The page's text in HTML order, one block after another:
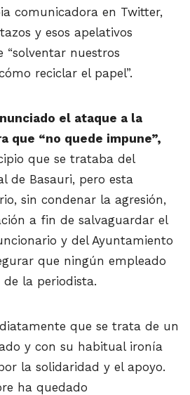
comunicadora en Twitter,
y esos apelativos
nuestros
reciclar el papel”.
el ataque a la
que “no quede impune”,
que se trataba del
de Basauri, pero esta
sin condenar la agresión,
a fin de salvaguardar el
y del Ayuntamiento
que ningún empleado
la periodista.
que se trata de un
y con su habitual ironía
la solidaridad y el apoyo.
ha quedado